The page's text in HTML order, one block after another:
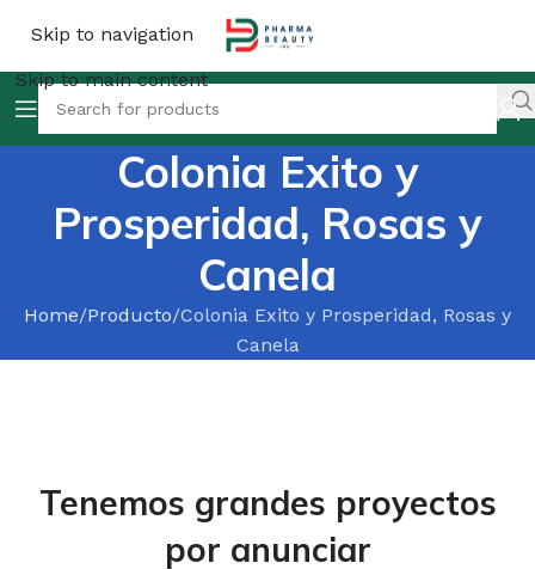
Skip to navigation
Skip to main content
Colonia Exito y
Prosperidad, Rosas y
Canela
Home Producto Colonia Exito y Prosperidad, Rosas y
Canela
Tenemos grandes proyectos
por anunciar